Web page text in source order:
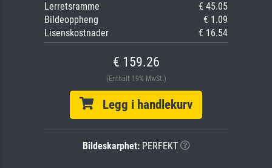
Lerretsramme
€ 45.05
Bildeoppheng
€ 1.09
Lisenskostnader
€ 16.54
€ 159.26
(Enthält 19% MwSt.)
Legg i handlekurv
Bildeskarphet:PERFEKT